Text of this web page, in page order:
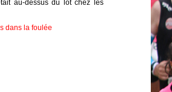
au-dessus du lot chez les
dans la foulée